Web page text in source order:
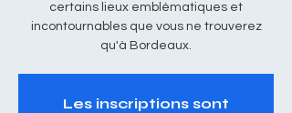
certains lieux emblématiques et
incontournables que vous ne trouverez
qu'à Bordeaux.
Les inscriptions sont